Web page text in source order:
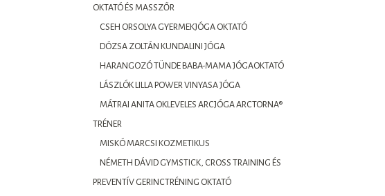
OKTATÓ ÉS MASSZŐR
CSEH ORSOLYA GYERMEKJÓGA OKTATÓ
DÓZSA ZOLTÁN KUNDALINI JÓGA
HARANGOZÓ TÜNDE BABA-MAMA JÓGAOKTATÓ
LÁSZLÓK LILLA POWER VINYASA JÓGA
MÁTRAI ANITA OKLEVELES ARCJÓGA ARCTORNA®
TRÉNER
MISKÓ MARCSI KOZMETIKUS
NÉMETH DÁVID GYMSTICK, CROSS TRAINING ÉS
PREVENTÍV GERINCTRÉNING OKTATÓ